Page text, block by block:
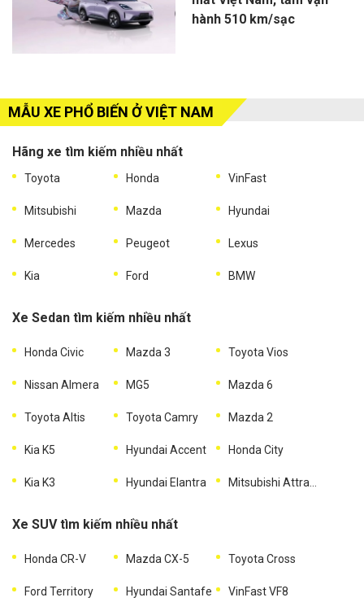
hành 510 km/sạc
MẪU XE PHỔ BIẾN Ở VIỆT NAM
Hãng xe tìm kiếm nhiều nhất
Toyota Honda VinFast
Mitsubishi Mazda Hyundai
Mercedes Peugeot Lexus
Kia Ford BMW
Xe Sedan tìm kiếm nhiều nhất
Honda Civic Mazda 3 Toyota Vios
Nissan Almera MG5 Mazda 6
Toyota Altis Toyota Camry Mazda 2
Kia K5 Hyundai Accent Honda City
Kia K3 Hyundai Elantra
Xe SUV tìm kiếm nhiều nhất
Honda CR-V Mazda CX-5 Toyota Cross
Ford Territory Hyundai Santafe VinFast VF8